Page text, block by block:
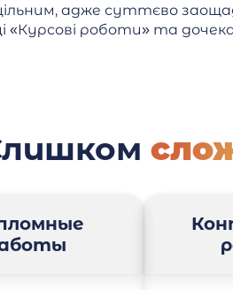
адже суттєво
роботи» та